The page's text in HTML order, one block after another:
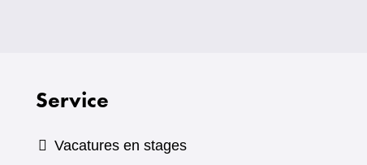
Service
Vacatures en stages